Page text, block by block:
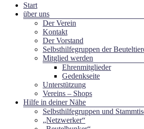
BeuteltierNetzwerk e.V.
~ Schicksal verbindet ~
Menü
Start
über uns
Der Verein
Kontakt
Der Vorstand
Selbsthilfegruppen der
Mitglied werden
Ehrenmitglieder
Gedenkseite
Unterstützung
Vereins – Shops
Hilfe in deiner Nähe
Selbsthilfegruppen und
„Netzwerker“